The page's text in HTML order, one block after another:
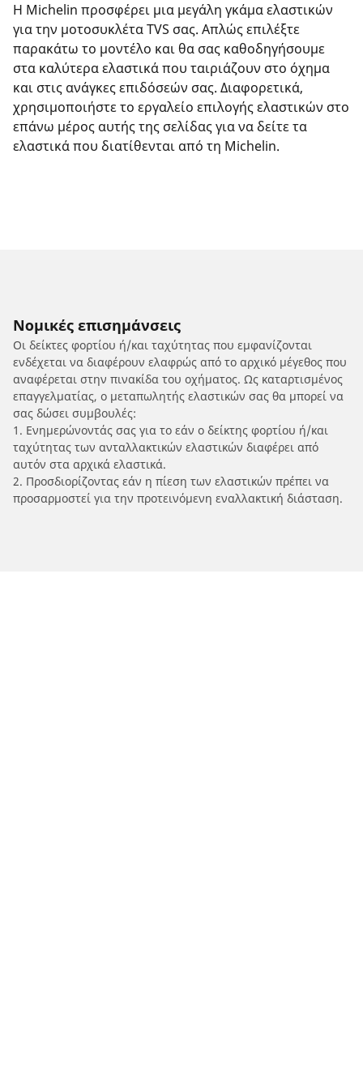
Η Michelin προσφέρει μια μεγάλη γκάμα ελαστικών
για την μοτοσυκλέτα TVS σας. Απλώς επιλέξτε
παρακάτω το μοντέλο και θα σας καθοδηγήσουμε
στα καλύτερα ελαστικά που ταιριάζουν στο όχημα
και στις ανάγκες επιδόσεών σας. Διαφορετικά,
χρησιμοποιήστε το εργαλείο επιλογής ελαστικών στο
επάνω μέρος αυτής της σελίδας για να δείτε τα
ελαστικά που διατίθενται από τη Michelin.
Νομικές επισημάνσεις
Οι δείκτες φορτίου ή/και ταχύτητας που εμφανίζονται
ενδέχεται να διαφέρουν ελαφρώς από το αρχικό μέγεθος που
αναφέρεται στην πινακίδα του οχήματος. Ως καταρτισμένος
επαγγελματίας, ο μεταπωλητής ελαστικών σας θα μπορεί να
σας δώσει συμβουλές:
1. Ενημερώνοντάς σας για το εάν ο δείκτης φορτίου ή/και
ταχύτητας των ανταλλακτικών ελαστικών διαφέρει από
αυτόν στα αρχικά ελαστικά.
2. Προσδιορίζοντας εάν η πίεση των ελαστικών πρέπει να
προσαρμοστεί για την προτεινόμενη εναλλακτική διάσταση.